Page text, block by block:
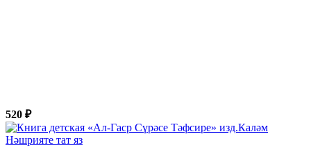
520 ₽